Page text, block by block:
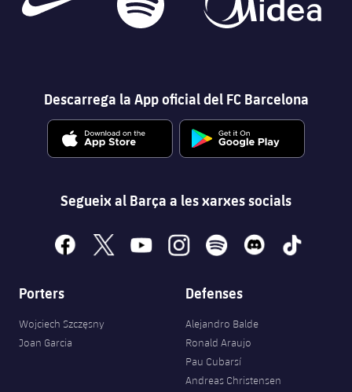
Descarrega la App oficial del FC Barcelona
Segueix al Barça a les xarxes socials
facebook
x youtubeinstagramspotify discord tiktok
Porters
Wojciech Szczęsny
Joan Garcia
Defenses
Alejandro Balde
Ronald Araujo
Pau Cubarsí
Andreas Christensen